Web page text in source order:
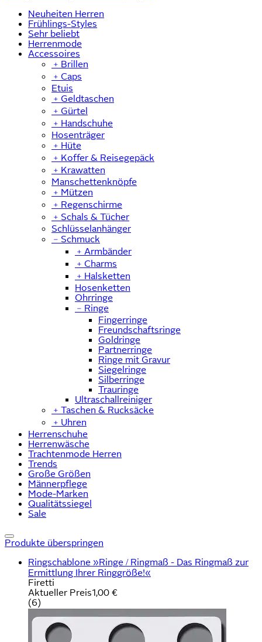
Neuheiten Herren
Frühlings-Styles
Sehr beliebt
Herrenmode
Accessoires
﹢ Brillen
﹢ Caps
Etuis
﹢ Geldtaschen
﹢ Gürtel
﹢ Handschuhe
Hosenträger
﹢ Hüte
﹢ Koffer & Reisegepäck
﹢ Krawatten
Manschettenknöpfe
﹢ Mützen
﹢ Regenschirme
﹢ Schals & Tücher
Schlüsselanhänger
﹣ Schmuck
﹢ Armbänder
﹢ Charms
﹢ Halsketten
Hosenketten
Ohrringe
﹣ Ringe
Fingerringe
Freundschaftsringe
Goldringe
Partnerringe
Ringe mit Gravur
Siegelringe
Silberringe
Trauringe
Ultraschallreiniger
﹢ Taschen & Rucksäcke
﹢ Uhren
Herrenschuhe
Herrenwäsche
Trachtenmode Herren
Trends
Große Größen
Männerpflege
Mode-Marken
Qualitätssiegel
Sale
Produkte überspringen
Ringschablone »Ringe / Ringmaß - Das Ringmaß zur
Ermittlung Ihrer Ringgröße!«
Firetti
Aktueller Preis1,00 €
(6)